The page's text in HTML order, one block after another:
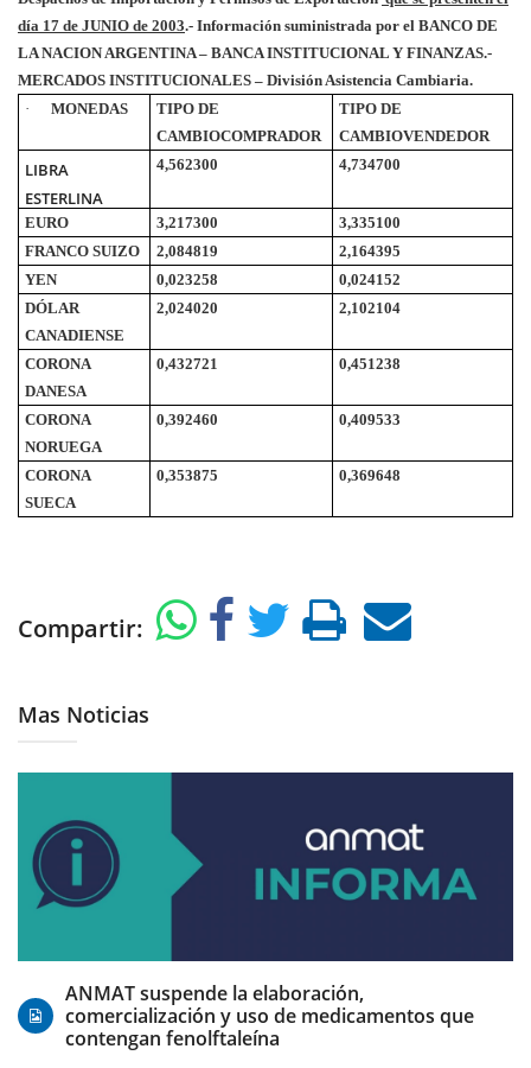
día 17 de JUNIO de 2003.- Información suministrada por el BANCO DE
LA NACION ARGENTINA – BANCA INSTITUCIONAL Y FINANZAS.-
MERCADOS INSTITUCIONALES – División Asistencia Cambiaria.
·
MONEDAS
TIPO DE
CAMBIOCOMPRADOR
TIPO DE
CAMBIOVENDEDOR
LIBRA
ESTERLINA
4,562300 4,734700
EURO 3,217300
3,335100
FRANCO SUIZO
2,084819
2,164395
YEN
0,023258
0,024152
DÓLAR
CANADIENSE
2,024020 2,102104
CORONA
DANESA
0,432721 0,451238
CORONA
NORUEGA
0,392460 0,409533
CORONA
SUECA
0,353875 0,369648
Compartir:
Mas Noticias
ANMAT suspende la elaboración,
comercialización y uso de medicamentos que
contengan fenolftaleína